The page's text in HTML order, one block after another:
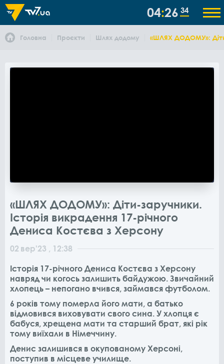
04 26 34
Головна Проєкти Шлях додому «ШЛЯХ ДОДОМУ»:
«ШЛЯХ ДОДОМУ»: Діти-заручники.
Історія викрадення 17-річного
Дениса Костєва з Херсону
02 вер'23 , 12:38
Історія 17-річного Дениса Костєва з Херсону
навряд чи когось залишить байдужою. Звичайний
хлопець – непогано вчився, займався футболом.
6 років тому померла його мати, а батько
відмовився виховувати свого сина. У хлопця є
бабуся, хрещена мати та старший брат, які рік
тому виїхали в Німеччину.
Денис залишився в окупованому Херсоні,
поступив в місцеве училище.